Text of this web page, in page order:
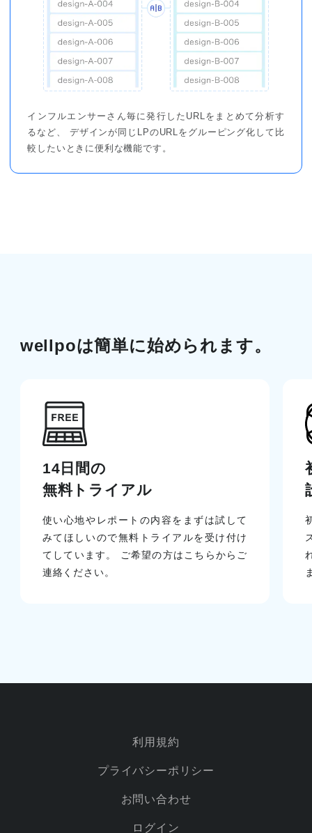
インフルエンサーさん毎に発行したURLをまとめて分析す
るなど、 デザインが同じLPのURLをグルーピング化して比
較したいときに便利な機能です。
wellpoは簡単に始められます。
14日間の
無料トライアル
使い心地やレポートの内容をまずは試して
みてほしいので無料トライアルを受け付け
てしています。 ご希望の方はこちらからご
連絡ください。
利用規約
プライバシーポリシー
お問い合わせ
ログイン